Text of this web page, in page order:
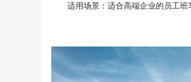
适用场景：适合高端企业的员工班